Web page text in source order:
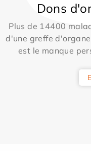
Dons
Plus de 14400
d'une greffe
est le manque